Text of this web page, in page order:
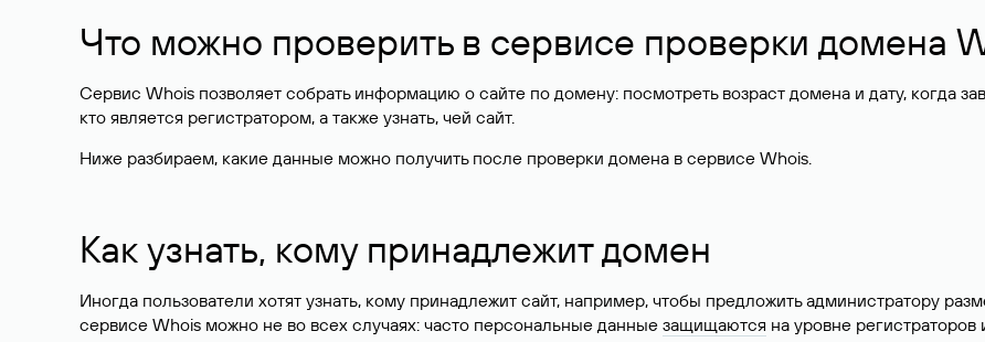
Что можно проверить в сервисе проверки домена
Сервис Whois позволяет собрать информацию о сайте по домену: посмотреть возраст домена и дату, когда
кто является регистратором, а также узнать, чей сайт.
Ниже разбираем, какие данные можно получить после проверки домена в сервисе Whois.
Как узнать, кому принадлежит домен
Иногда пользователи хотят узнать, кому принадлежит сайт, например, чтобы предложить администратору
сервисе Whois можно не во всех случаях: часто персональные данные защищаются на уровне